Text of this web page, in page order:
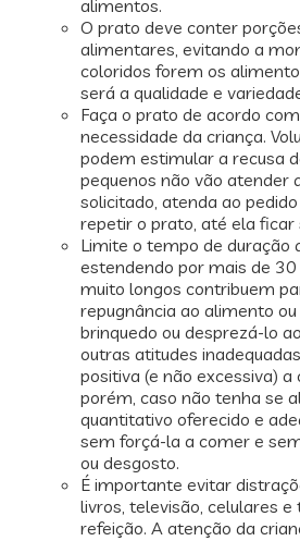
alimentos.
O prato deve conter
alimentares, evitando a
coloridos forem os
será a qualidade e
Faça o prato de acordo
necessidade da criança.
podem estimular a recusa
pequenos não vão atender
solicitado, atenda ao
repetir o prato, até ela ficar
Limite o tempo de duração
estendendo por mais de
muito longos contribuem
repugnância ao alimento
brinquedo ou desprezá-lo
outras atitudes
positiva (e não excessiva) a
porém, caso não tenha se
quantitativo oferecido e
sem forçá-la a comer e
ou desgosto.
É importante evitar
livros, televisão, celulares
refeição. A atenção da